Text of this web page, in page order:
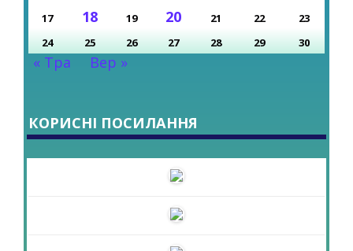
17 18 19 20 21 22
23
24
25 26 27 28 29 30
« Тра Вер »
КОРИСНІ ПОСИЛАННЯ